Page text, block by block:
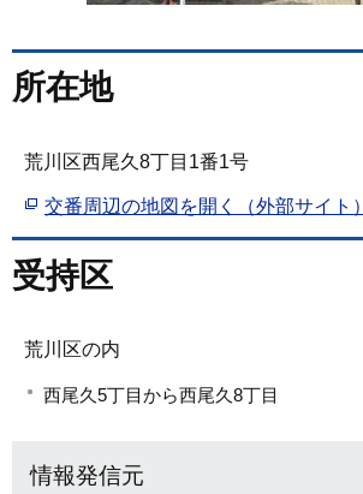
所在地
荒川区西尾久8丁目1番1号
交番周辺の地図を開く（外部サイト）
受持区
荒川区の内
西尾久5丁目から西尾久8丁目
情報発信元